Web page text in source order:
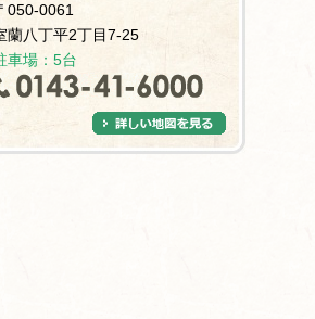
050-0061
蘭八丁平2丁目7-25
車場：5台